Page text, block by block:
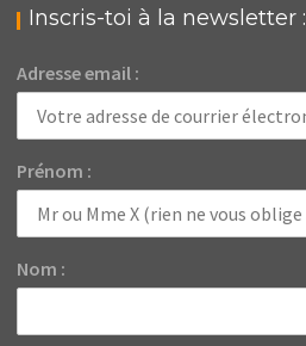
Inscris-toi à la newsletter :
Adresse email :
Prénom :
Nom :